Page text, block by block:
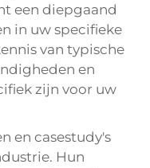
een diepgaand
in uw specifieke
van typische
en
zijn voor uw
en casestudy's
Hun